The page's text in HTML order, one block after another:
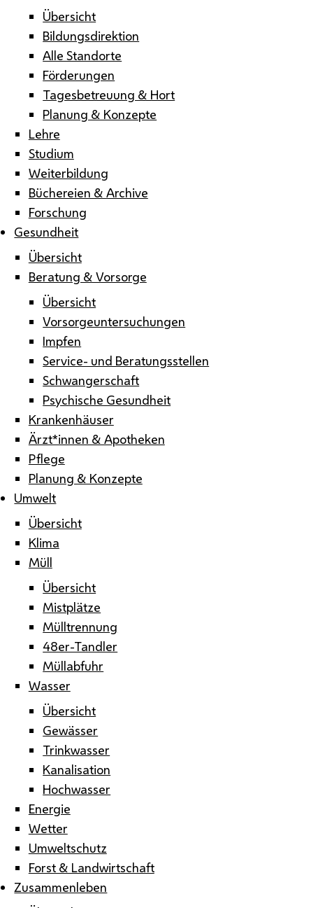
Übersicht
Bildungsdirektion
Alle Standorte
Förderungen
Tagesbetreuung & Hort
Planung & Konzepte
Lehre
Studium
Weiterbildung
Büchereien & Archive
Forschung
Gesundheit
Übersicht
Beratung & Vorsorge
Übersicht
Vorsorgeuntersuchungen
Impfen
Service- und Beratungsstellen
Schwangerschaft
Psychische Gesundheit
Krankenhäuser
Ärzt*innen & Apotheken
Pflege
Planung & Konzepte
Umwelt
Übersicht
Klima
Müll
Übersicht
Mistplätze
Mülltrennung
48er-Tandler
Müllabfuhr
Wasser
Übersicht
Gewässer
Trinkwasser
Kanalisation
Hochwasser
Energie
Wetter
Umweltschutz
Forst & Landwirtschaft
Zusammenleben